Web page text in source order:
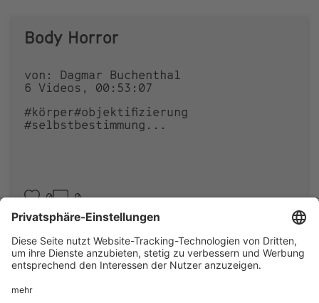
Body Horror
von: Dagmar Buchenthal
6 Videos, 00:53:07
#körper#objektifizierung
#selbstbestimmung ...
0 0
Footer
menu
IMPRESSUM PRIVACY
IMAI PLAY NUTZUNGSBEDINGUNGEN